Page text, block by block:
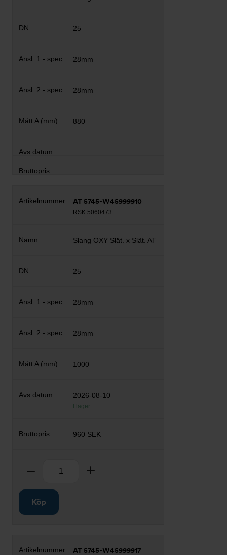
25
28mm
28mm
880
AT 5745-W45999910
RSK 5060473
Slang OXY Slät. x Slät. AT
25
28mm
28mm
1000
2026-08-10
I lager
960 SEK
Ta bort
Köp
AT 5745-W45999917